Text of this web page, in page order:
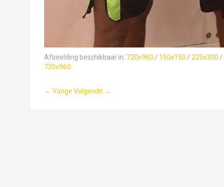
Afbeelding beschikbaar in: 720x960 / 150x150 / 225x300 /
720x960
← Vorige Volgende →